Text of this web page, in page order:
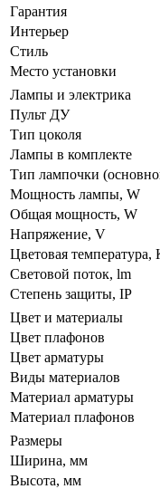
Гарантия
Интерьер
Стиль
Место установки
Лампы и электрика
Пульт ДУ
Тип цоколя
Лампы в комплекте
Тип лампочки
Мощность лампы, W
Общая мощность, W
Напряжение, V
Цветовая температура,
Световой поток, lm
Степень защиты, IP
Цвет и материалы
Цвет плафонов
Цвет арматуры
Виды материалов
Материал арматуры
Материал плафонов
Размеры
Ширина, мм
Высота, мм